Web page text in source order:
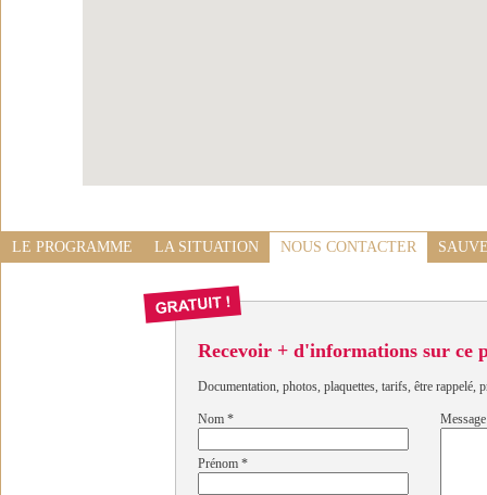
LE PROGRAMME LA SITUATION NOUS CONTACTER
Recevoir + d'informations sur ce
Documentation, photos, plaquettes, tarifs, être rappelé,
Nom *
Prénom *
Message